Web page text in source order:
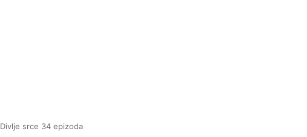
Divlje srce 34 epizoda